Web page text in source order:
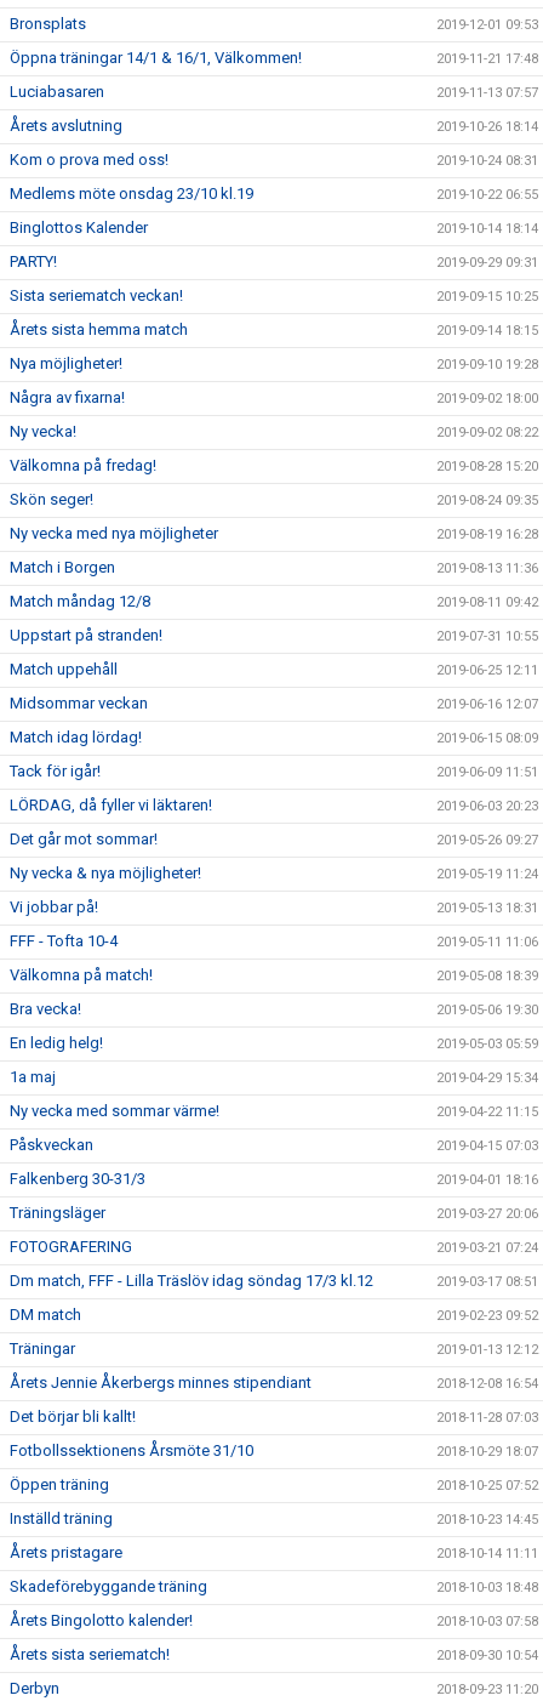
Bronsplats 2019-12-01 09:53
Öppna träningar 14/1 & 16/1, Välkommen! 2019-11-21 17:48
Luciabasaren 2019-11-13 07:57
Årets avslutning 2019-10-26 18:14
Kom o prova med oss! 2019-10-24 08:31
Medlems möte onsdag 23/10 kl.19 2019-10-22 06:55
Binglottos Kalender 2019-10-14 18:14
PARTY! 2019-09-29 09:31
Sista seriematch veckan! 2019-09-15 10:25
Årets sista hemma match 2019-09-14 18:15
Nya möjligheter! 2019-09-10 19:28
Några av fixarna! 2019-09-02 18:00
Ny vecka! 2019-09-02 08:22
Välkomna på fredag! 2019-08-28 15:20
Skön seger! 2019-08-24 09:35
Ny vecka med nya möjligheter 2019-08-19 16:28
Match i Borgen 2019-08-13 11:36
Match måndag 12/8 2019-08-11 09:42
Uppstart på stranden! 2019-07-31 10:55
Match uppehåll 2019-06-25 12:11
Midsommar veckan 2019-06-16 12:07
Match idag lördag! 2019-06-15 08:09
Tack för igår! 2019-06-09 11:51
LÖRDAG, då fyller vi läktaren! 2019-06-03 20:23
Det går mot sommar! 2019-05-26 09:27
Ny vecka & nya möjligheter! 2019-05-19 11:24
Vi jobbar på! 2019-05-13 18:31
FFF - Tofta 10-4 2019-05-11 11:06
Välkomna på match! 2019-05-08 18:39
Bra vecka! 2019-05-06 19:30
En ledig helg! 2019-05-03 05:59
1a maj 2019-04-29 15:34
Ny vecka med sommar värme! 2019-04-22 11:15
Påskveckan 2019-04-15 07:03
Falkenberg 30-31/3 2019-04-01 18:16
Träningsläger 2019-03-27 20:06
FOTOGRAFERING 2019-03-21 07:24
Dm match, FFF - Lilla Träslöv idag söndag 17/3 kl.12 2019-03-17 08:51
DM match 2019-02-23 09:52
Träningar 2019-01-13 12:12
Årets Jennie Åkerbergs minnes stipendiant 2018-12-08 16:54
Det börjar bli kallt! 2018-11-28 07:03
Fotbollssektionens Årsmöte 31/10 2018-10-29 18:07
Öppen träning 2018-10-25 07:52
Inställd träning 2018-10-23 14:45
Årets pristagare 2018-10-14 11:11
Skadeförebyggande träning 2018-10-03 18:48
Årets Bingolotto kalender! 2018-10-03 07:58
Årets sista seriematch! 2018-09-30 10:54
Derbyn 2018-09-23 11:20